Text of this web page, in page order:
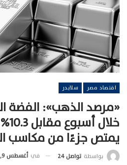
اقتصاد مصر سلايدر
يمتص جزءًا من مكاسب
بواسطة تواصل 24 في أغسطس 9, 2026